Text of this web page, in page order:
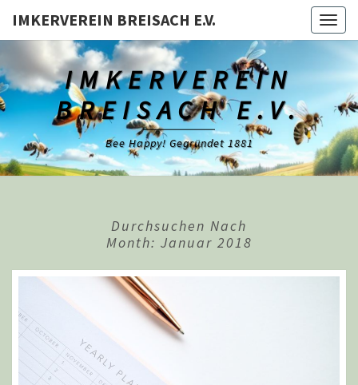
IMKERVEREIN BREISACH E.V.
IMKERVEREIN
BREISACH E.V.
Bee Happy! Gegründet 1881
Durchsuchen Nach
Month: Januar 2018